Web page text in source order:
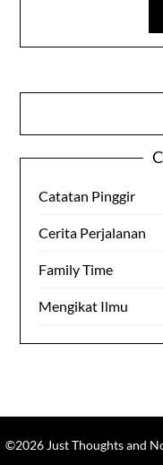
Catatan Pinggir
Cerita Perjalanan
Family Time
Mengikat Ilmu
©2026 Just Thoughts and